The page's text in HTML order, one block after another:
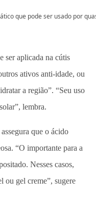
que pode ser usado por
ser aplicada na cútis
ativos anti-idade, ou
a região”. “Seu uso
lembra.
que o ácido
“O importante para a
Nesses casos,
ou gel creme”, sugere